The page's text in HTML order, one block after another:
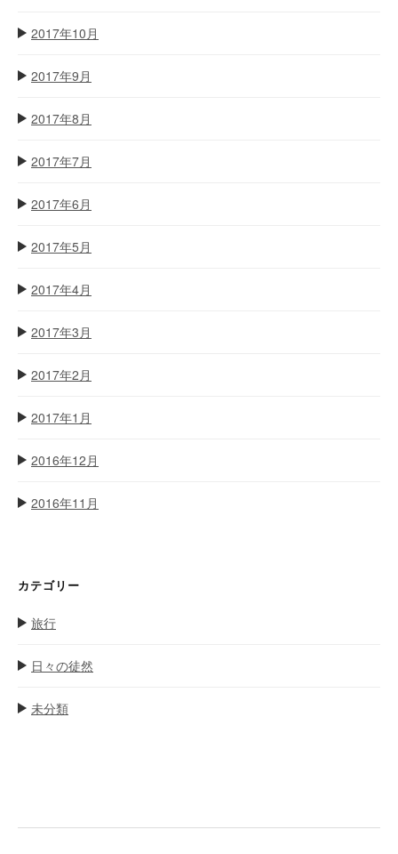
2017年10月
2017年9月
2017年8月
2017年7月
2017年6月
2017年5月
2017年4月
2017年3月
2017年2月
2017年1月
2016年12月
2016年11月
カテゴリー
旅行
日々の徒然
未分類